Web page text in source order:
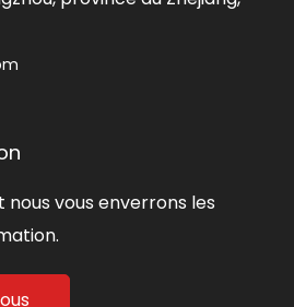
vous enverrons les